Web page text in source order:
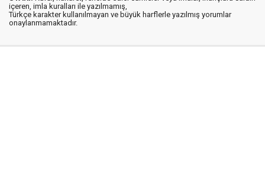
içeren, imla kuralları ile yazılmamış,
Türkçe karakter kullanılmayan ve büyük harflerle yazılmış yorumlar
onaylanmamaktadır.